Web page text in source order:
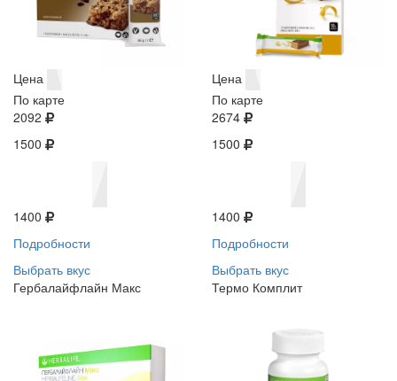
Цена
По карте
2092
1500
1400
Подробности
Выбрать вкус
Цена
По карте
2674
1500
1400
Подробности
Выбрать вкус
Гербалайфлайн Макс
Термо Комплит